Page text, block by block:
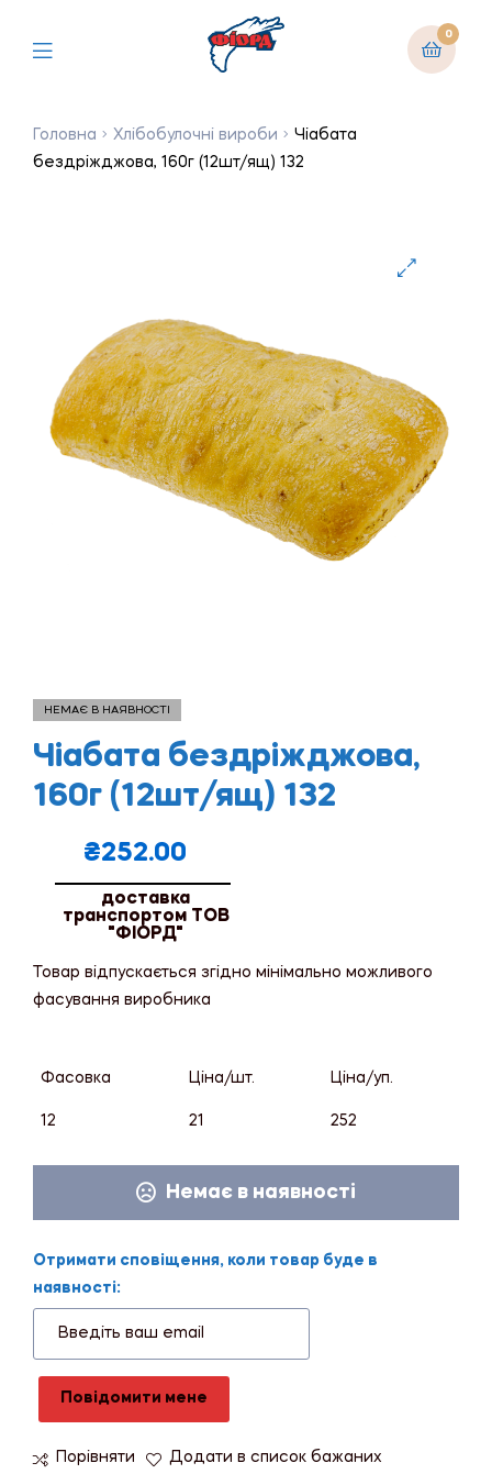
0
Головна Хлібобулочні вироби
Чіабата
бездріжджова, 160г (12шт/ящ) 132
НЕМАЄ В НАЯВНОСТІ
Чіабата бездріжджова,
160г (12шт/ящ) 132
₴252.00
доставка
транспортом ТОВ
"ФІОРД"
Товар відпускається згідно мінімально можливого
фасування виробника
Фасовка Ціна/шт. Ціна/уп.
12 21 252
Немає в наявності
Отримати сповіщення, коли товар буде в
наявності:
Повідомити мене
Порівняти Додати в список бажаних